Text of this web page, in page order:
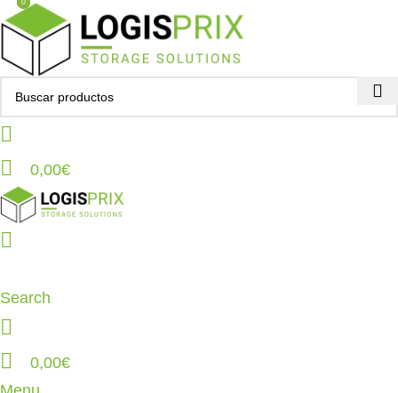
0
0,00€
Search
0
0,00€